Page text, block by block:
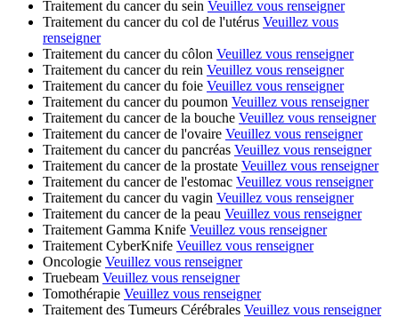
Traitement du cancer du sein Veuillez vous renseigner
Traitement du cancer du col de l'utérus Veuillez vous
renseigner
Traitement du cancer du côlon Veuillez vous renseigner
Traitement du cancer du rein Veuillez vous renseigner
Traitement du cancer du foie Veuillez vous renseigner
Traitement du cancer du poumon Veuillez vous renseigner
Traitement du cancer de la bouche Veuillez vous renseigner
Traitement du cancer de l'ovaire Veuillez vous renseigner
Traitement du cancer du pancréas Veuillez vous renseigner
Traitement du cancer de la prostate Veuillez vous renseigner
Traitement du cancer de l'estomac Veuillez vous renseigner
Traitement du cancer du vagin Veuillez vous renseigner
Traitement du cancer de la peau Veuillez vous renseigner
Traitement Gamma Knife Veuillez vous renseigner
Traitement CyberKnife Veuillez vous renseigner
Oncologie Veuillez vous renseigner
Truebeam Veuillez vous renseigner
Tomothérapie Veuillez vous renseigner
Traitement des Tumeurs Cérébrales Veuillez vous renseigner